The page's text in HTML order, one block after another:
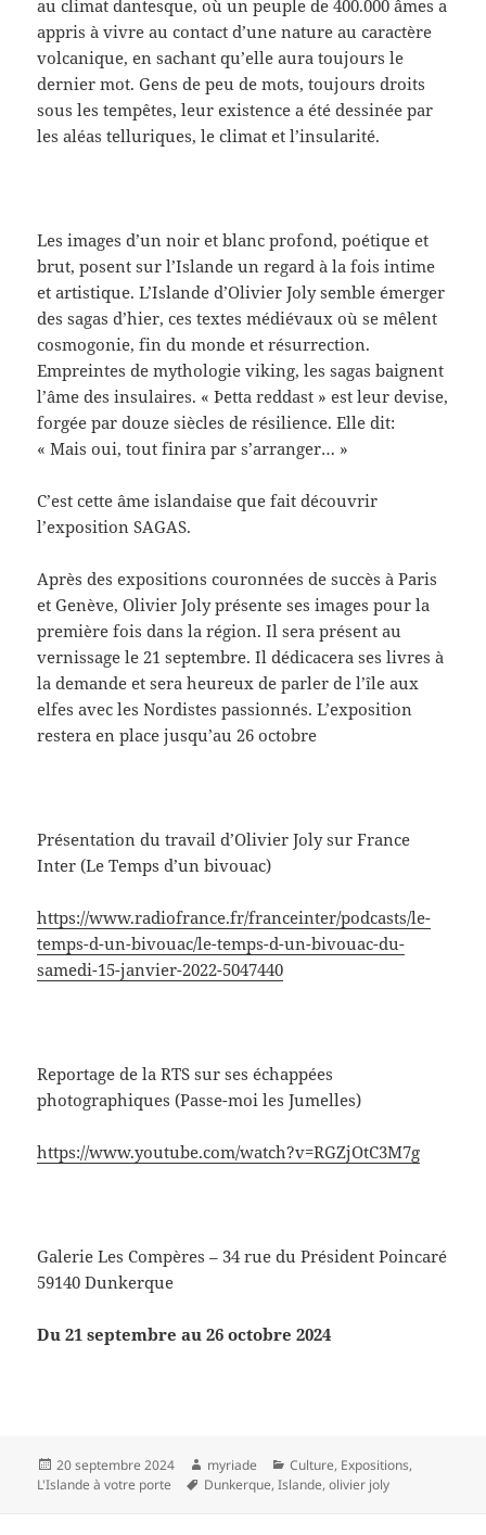
au climat dantesque, où un peuple de 400.000 âmes a
appris à vivre au contact d’une nature au caractère
volcanique, en sachant qu’elle aura toujours le
dernier mot. Gens de peu de mots, toujours droits
sous les tempêtes, leur existence a été dessinée par
les aléas telluriques, le climat et l’insularité.
Les images d’un noir et blanc profond, poétique et
brut, posent sur l’Islande un regard à la fois intime
et artistique. L’Islande d’Olivier Joly semble émerger
des sagas d’hier, ces textes médiévaux où se mêlent
cosmogonie, fin du monde et résurrection.
Empreintes de mythologie viking, les sagas baignent
l’âme des insulaires. « Þetta reddast » est leur devise,
forgée par douze siècles de résilience. Elle dit:
« Mais oui, tout finira par s’arranger… »
C’est cette âme islandaise que fait découvrir
l’exposition SAGAS.
Après des expositions couronnées de succès à Paris
et Genève, Olivier Joly présente ses images pour la
première fois dans la région. Il sera présent au
vernissage le 21 septembre. Il dédicacera ses livres à
la demande et sera heureux de parler de l’île aux
elfes avec les Nordistes passionnés. L’exposition
restera en place jusqu’au 26 octobre
Présentation du travail d’Olivier Joly sur France
Inter (Le Temps d’un bivouac)
https://www.radiofrance.fr/franceinter/podcasts/le-
temps-d-un-bivouac/le-temps-d-un-bivouac-du-
samedi-15-janvier-2022-5047440
Reportage de la RTS sur ses échappées
photographiques (Passe-moi les Jumelles)
https://www.youtube.com/watch?v=RGZjOtC3M7g
Galerie Les Compères – 34 rue du Président Poincaré
59140 Dunkerque
Du 21 septembre au 26 octobre 2024
Publié
le
20 septembre 2024 Auteur
myriade Catégories
Culture, Expositions,
L'Islande à votre porte
Mots-
Dunkerque,Islande,olivier joly